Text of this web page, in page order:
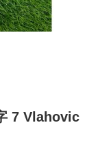
7 Vlahovic